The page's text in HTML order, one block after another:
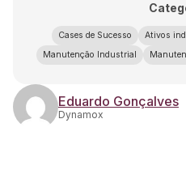
Cases de Sucesso Ativos
Manutenção Industrial
Eduardo Gonçalves
Dynamox